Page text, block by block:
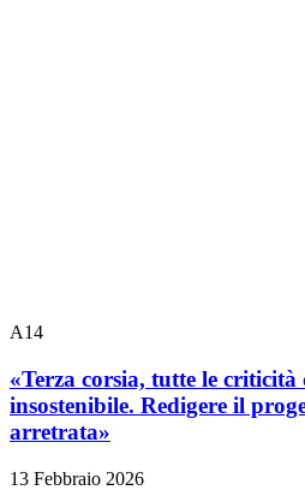
A14
«Terza corsia, tutte le
insostenibile. Redigere il
arretrata»
13 Febbraio 2026